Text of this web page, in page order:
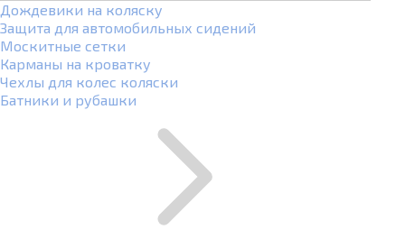
Дождевики на коляску
Защита для автомобильных сидений
Москитные сетки
Карманы на кроватку
Чехлы для колес коляски
Батники и рубашки